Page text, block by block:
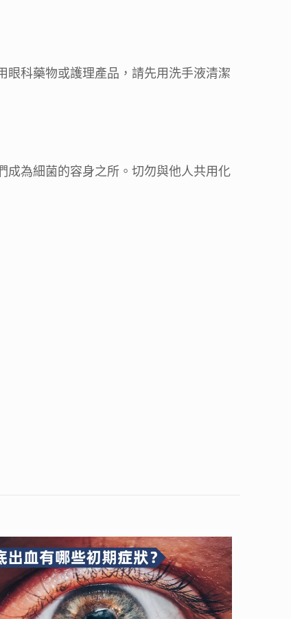
眼科藥物或護理產品，請先用洗手液清潔
成為細菌的容身之所。切勿與他人共用化